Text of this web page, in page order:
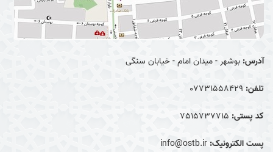
آدرس: بوشهر - میدان امام - خیابان سنگی
تلفن: 07731558429
کد پستی: 7515737715
پست الکترونیک: info@ostb.ir